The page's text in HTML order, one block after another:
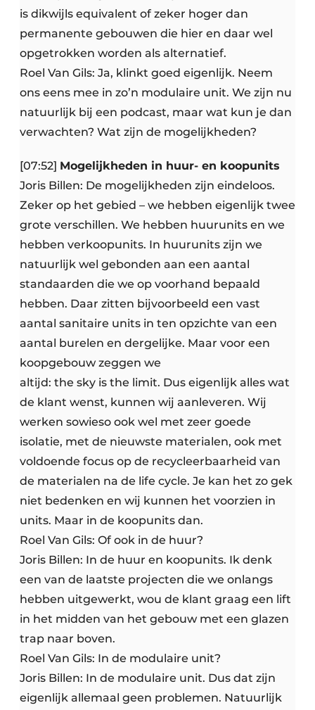
is dikwijls equivalent of zeker hoger dan
permanente gebouwen die hier en daar wel
opgetrokken worden als alternatief.
Roel Van Gils: Ja, klinkt goed eigenlijk. Neem
ons eens mee in zo’n modulaire unit. We zijn nu
natuurlijk bij een podcast, maar wat kun je dan
verwachten? Wat zijn de mogelijkheden?
[07:52] Mogelijkheden in huur- en koopunits
Joris Billen: De mogelijkheden zijn eindeloos.
Zeker op het gebied – we hebben eigenlijk twee
grote verschillen. We hebben huurunits en we
hebben verkoopunits. In huurunits zijn we
natuurlijk wel gebonden aan een aantal
standaarden die we op voorhand bepaald
hebben. Daar zitten bijvoorbeeld een vast
aantal sanitaire units in ten opzichte van een
aantal burelen en dergelijke. Maar voor een
koopgebouw zeggen we
altijd: the sky is the limit. Dus eigenlijk alles wat
de klant wenst, kunnen wij aanleveren. Wij
werken sowieso ook wel met zeer goede
isolatie, met de nieuwste materialen, ook met
voldoende focus op de recycleerbaarheid van
de materialen na de life cycle. Je kan het zo gek
niet bedenken en wij kunnen het voorzien in
units. Maar in de koopunits dan.
Roel Van Gils: Of ook in de huur?
Joris Billen: In de huur en koopunits. Ik denk
een van de laatste projecten die we onlangs
hebben uitgewerkt, wou de klant graag een lift
in het midden van het gebouw met een glazen
trap naar boven.
Roel Van Gils: In de modulaire unit?
Joris Billen: In de modulaire unit. Dus dat zijn
eigenlijk allemaal geen problemen. Natuurlijk